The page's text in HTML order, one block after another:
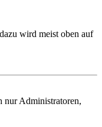
wird meist oben auf
nur Administratoren,